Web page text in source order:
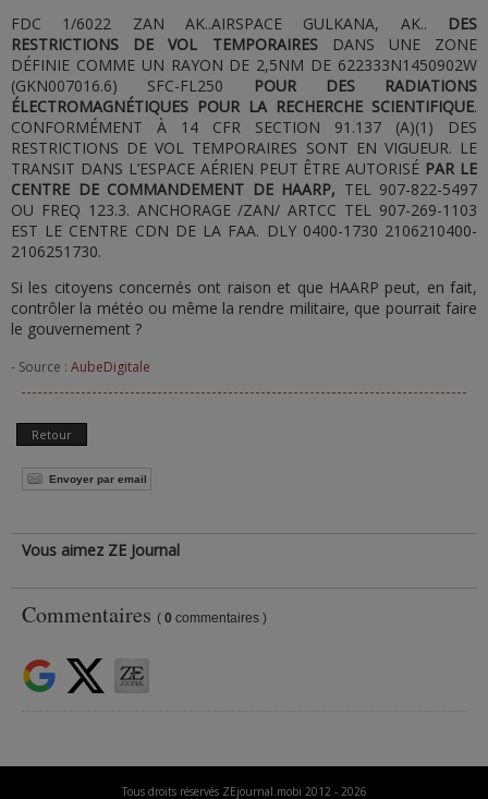
FDC 1/6022 ZAN AK..AIRSPACE GULKANA, AK..
DES
RESTRICTIONS DE VOL TEMPORAIRESDANS UNE ZONE
DÉFINIE COMME UN RAYON DE 2,5NM DE 622333N1450902W
(GKN007016.6) SFC-FL250
POUR DES RADIATIONS
ÉLECTROMAGNÉTIQUES POUR LA RECHERCHE SCIENTIFIQUE.
CONFORMÉMENT À 14 CFR SECTION 91.137 (A)(1) DES
RESTRICTIONS DE VOL TEMPORAIRES SONT EN VIGUEUR. LE
TRANSIT DANS L’ESPACE AÉRIEN PEUT ÊTRE AUTORISÉ PAR LE
CENTRE DE COMMANDEMENT DE HAARP, TEL 907-822-5497
OU FREQ 123.3. ANCHORAGE /ZAN/ ARTCC TEL 907-269-1103
EST LE CENTRE CDN DE LA FAA. DLY 0400-1730 2106210400-
2106251730.
Si les citoyens concernés ont raison et que HAARP peut, en fait,
contrôler la météo ou même la rendre militaire, que pourrait faire
le gouvernement ?
- Source : AubeDigitale
Retour
Envoyer par email
Vous aimez ZE Journal
Commentaires ( 0 commentaires )
Tous droits réservés ZEjournal.mobi 2012 - 2026